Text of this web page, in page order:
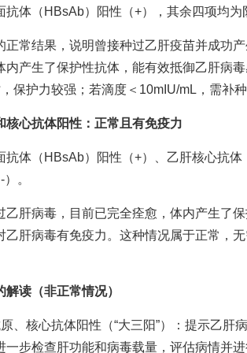
（HBsAb）阳性（+），其余四项均为
常结果，说明曾接种过乙肝疫苗并成功产
产生了保护性抗体，能有效抵御乙肝病毒
保护力较强；若滴度＜10mIU/mL，需补种
核心抗体阳性：正常且有免疫力
体（HBsAb）阳性（+）、乙肝核心抗体
。
肝病毒，目前已完全痊愈，体内产生了保
乙肝病毒有免疫力。这种情况属于正常，
读（非正常情况）
核心抗体阳性（“大三阳”）：提示乙肝
步检查肝功能和病毒载量，评估病情并进